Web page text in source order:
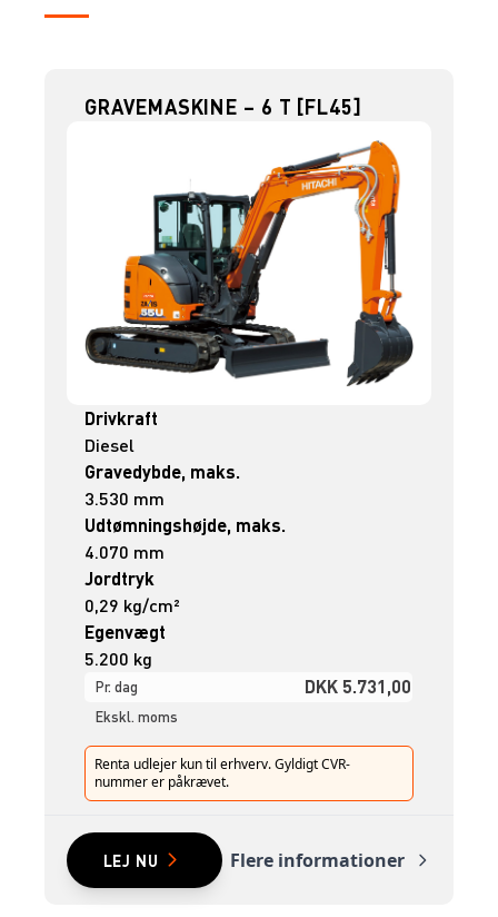
GRAVEMASKINE – 6 T [FL45]
Drivkraft
Diesel
Gravedybde, maks.
3.530 mm
Udtømningshøjde, maks.
4.070 mm
Jordtryk
0,29 kg/cm²
Egenvægt
5.200 kg
Pr. dag DKK 5.731,00
Ekskl. moms
Renta udlejer kun til erhverv. Gyldigt CVR-
nummer er påkrævet.
LEJ NU Flere informationer